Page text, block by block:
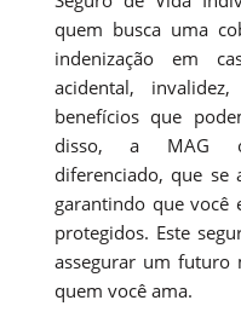
quem busca uma
indenização em
acidental,
benefícios que
disso, a MAG
diferenciado, que se
garantindo que você
protegidos. Este
assegurar um futuro
quem você ama.